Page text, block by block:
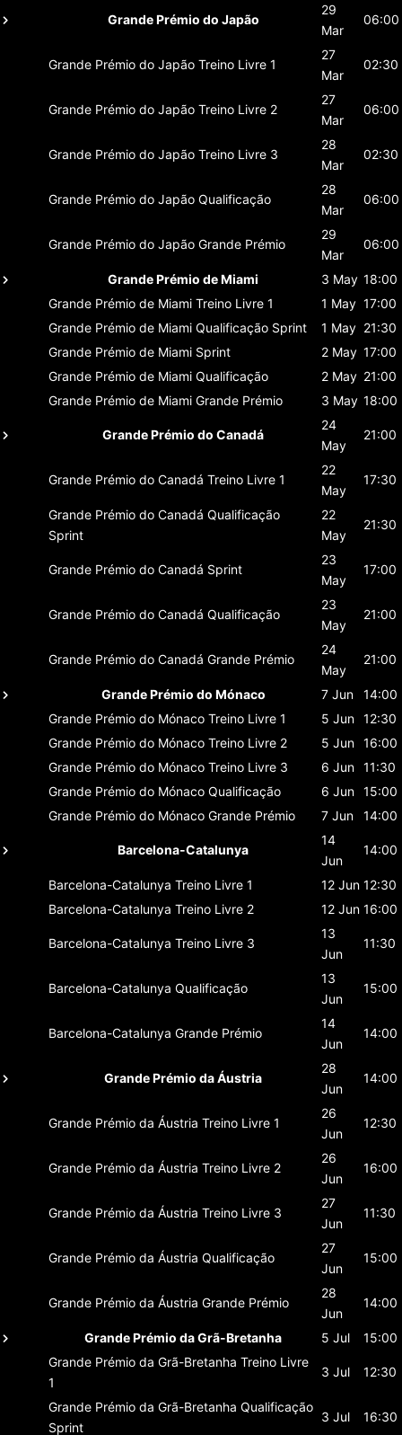
Grande Prémio do Japão
29
Mar
06:00
Grande Prémio do Japão Treino Livre 1
27
Mar
02:30
Grande Prémio do Japão Treino Livre 2
27
Mar
06:00
Grande Prémio do Japão Treino Livre 3
28
Mar
02:30
Grande Prémio do Japão Qualificação
28
Mar
06:00
Grande Prémio do Japão Grande Prémio
29
Mar
06:00
Grande Prémio de Miami 3 May 18:00
Grande Prémio de Miami Treino Livre 1 1 May 17:00
Grande Prémio de Miami Qualificação Sprint 1 May 21:30
Grande Prémio de Miami Sprint 2 May 17:00
Grande Prémio de Miami Qualificação 2 May 21:00
Grande Prémio de Miami Grande Prémio 3 May 18:00
Grande Prémio do Canadá
24
May
21:00
Grande Prémio do Canadá Treino Livre 1
22
May
17:30
Grande Prémio do Canadá Qualificação
Sprint
22
May
21:30
Grande Prémio do Canadá Sprint
23
May
17:00
Grande Prémio do Canadá Qualificação
23
May
21:00
Grande Prémio do Canadá Grande Prémio
24
May
21:00
Grande Prémio do Mónaco 7 Jun
14:00
Grande Prémio do Mónaco Treino Livre 1 5 Jun 12:30
Grande Prémio do Mónaco Treino Livre 2 5 Jun 16:00
Grande Prémio do Mónaco Treino Livre 3 6 Jun 11:30
Grande Prémio do Mónaco Qualificação 6 Jun 15:00
Grande Prémio do Mónaco Grande Prémio 7 Jun 14:00
Barcelona-Catalunya
14
Jun
14:00
Barcelona-Catalunya Treino Livre 1 12 Jun 12:30
Barcelona-Catalunya Treino Livre 2 12 Jun 16:00
Barcelona-Catalunya Treino Livre 3
13
Jun
11:30
Barcelona-Catalunya Qualificação
13
Jun
15:00
Barcelona-Catalunya Grande Prémio
14
Jun
14:00
Grande Prémio da Áustria
28
Jun
14:00
Grande Prémio da Áustria Treino Livre 1
26
Jun
12:30
Grande Prémio da Áustria Treino Livre 2
26
Jun
16:00
Grande Prémio da Áustria Treino Livre 3
27
Jun
11:30
Grande Prémio da Áustria Qualificação
27
Jun
15:00
Grande Prémio da Áustria Grande Prémio
28
Jun
14:00
Grande Prémio da Grã-Bretanha 5 Jul
15:00
Grande Prémio da Grã-Bretanha Treino Livre
1
3 Jul 12:30
Grande Prémio da Grã-Bretanha Qualificação
Sprint
3 Jul 16:30